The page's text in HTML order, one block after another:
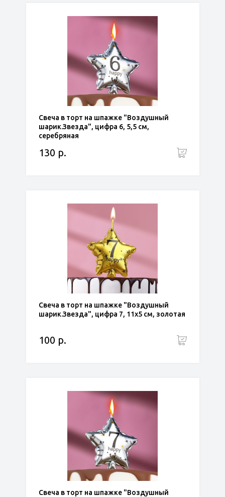
Свеча в торт на шпажке "Воздушный
шарик.Звезда", цифра 6, 5,5 см,
серебряная
130 р.
Свеча в торт на шпажке "Воздушный
шарик.Звезда", цифра 7, 11х5 см, золотая
100 р.
Свеча в торт на шпажке "Воздушный